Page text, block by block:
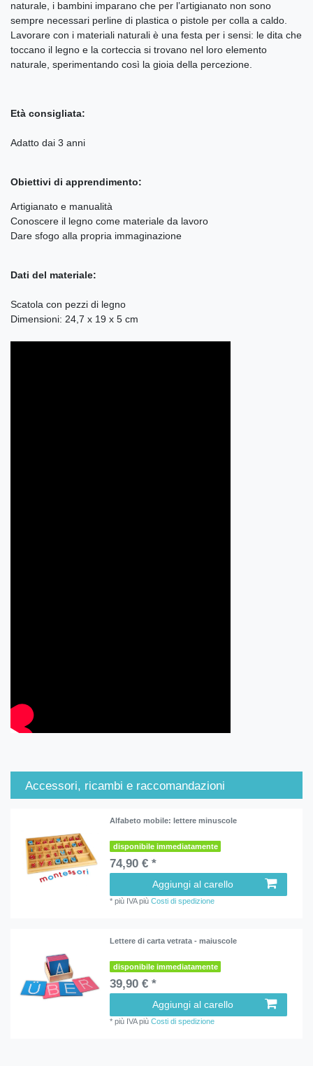
naturale, i bambini imparano che per l’artigianato non sono
sempre necessari perline di plastica o pistole per colla a caldo.
Lavorare con i materiali naturali è una festa per i sensi: le dita che
toccano il legno e la corteccia si trovano nel loro elemento
naturale, sperimentando così la gioia della percezione.
Età consigliata:
Adatto dai 3 anni
Obiettivi di apprendimento:
Artigianato e manualità
Conoscere il legno come materiale da lavoro
Dare sfogo alla propria immaginazione
Dati del materiale:
Scatola con pezzi di legno
Dimensioni: 24,7 x 19 x 5 cm
Accessori, ricambi e raccomandazioni
Alfabeto mobile: lettere minuscole
disponibile immediatamente
74,90 € *
Aggiungi al carello
*più IVApiùCosti di spedizione
Lettere di carta vetrata - maiuscole
disponibile immediatamente
39,90 € *
Aggiungi al carello
*più IVApiùCosti di spedizione